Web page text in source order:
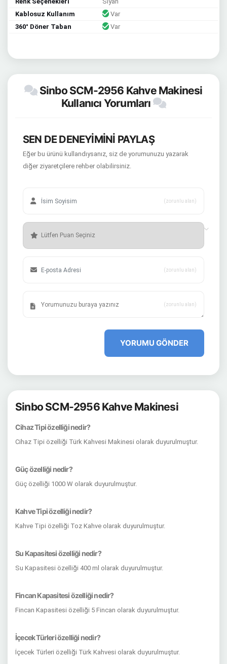
Kablosuz Kullanım
Var
360° Döner Taban
Var
Sinbo SCM-2956 Kahve Makinesi
Kullanıcı Yorumları
SEN DE DENEYİMİNİ PAYLAŞ
Eğer bu ürünü kullandıysanız, siz de yorumunuzu yazarak
diğer ziyaretçilere rehber olabilirsiniz.
(zorunlu alan)
(zorunlu alan)
(zorunlu alan)
YORUMU GÖNDER
Sinbo SCM-2956 Kahve Makinesi
Cihaz Tipi özelliği nedir?
Cihaz Tipi özelliği Türk Kahvesi Makinesi olarak duyurulmuştur.
Güç özelliği nedir?
Güç özelliği 1000 W olarak duyurulmuştur.
Kahve Tipi özelliği nedir?
Kahve Tipi özelliği Toz Kahve olarak duyurulmuştur.
Su Kapasitesi özelliği nedir?
Su Kapasitesi özelliği 400 ml olarak duyurulmuştur.
Fincan Kapasitesi özelliği nedir?
Fincan Kapasitesi özelliği 5 Fincan olarak duyurulmuştur.
İçecek Türleri özelliği nedir?
İçecek Türleri özelliği Türk Kahvesi olarak duyurulmuştur.